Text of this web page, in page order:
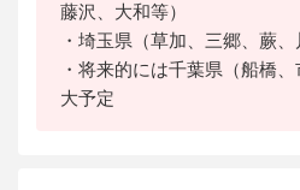
藤沢、大和等）
・埼玉県（草加、三郷、蕨、
・将来的には千葉県（船橋
大予定